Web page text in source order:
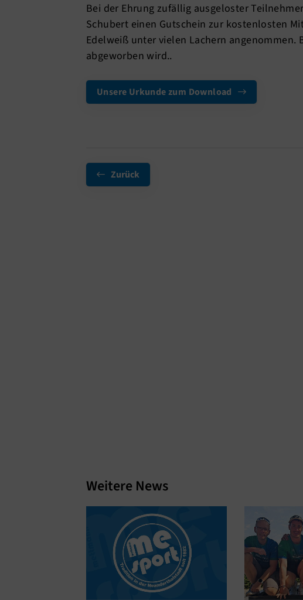
Bei der Ehrung zufällig ausgeloster
Schubert einen Gutschein zur kostenlosten
Edelweiß unter vielen Lachern angenommen.
abgeworben wird..
Unsere Urkunde zum Download
Zurück
Weitere News